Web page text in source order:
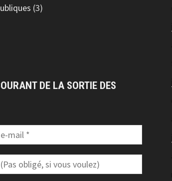
(3)
DE LA SORTIE DES